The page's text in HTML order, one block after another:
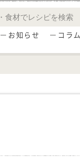
お知らせ コラム